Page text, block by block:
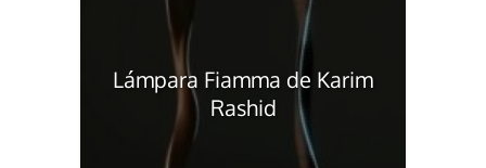
Lámpara Fiamma de Karim
Rashid